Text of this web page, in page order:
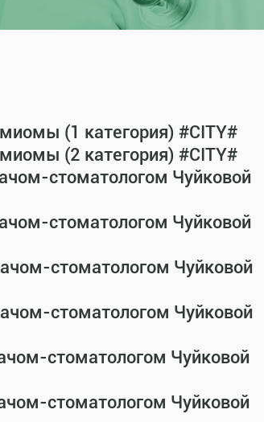
(1 категория) #CITY#
(2 категория) #CITY#
стоматологом Чуйковой
стоматологом Чуйковой
стоматологом Чуйковой
стоматологом Чуйковой
стоматологом Чуйковой
стоматологом Чуйковой